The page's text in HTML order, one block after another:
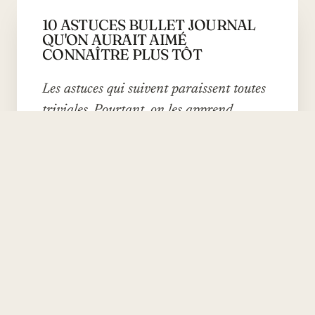
10 ASTUCES BULLET JOURNAL
QU'ON AURAIT AIMÉ
CONNAÎTRE PLUS TÔT
Les astuces qui suivent paraissent toutes
triviales. Pourtant, on les apprend